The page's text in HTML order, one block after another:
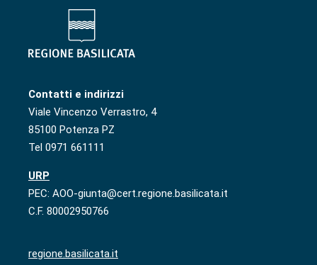
Contatti e indirizzi
Viale Vincenzo Verrastro, 4
85100 Potenza PZ
Tel 0971 661111
URP
PEC: AOO-giunta@cert.regione.basilicata.it
C.F. 80002950766
regione.basilicata.it